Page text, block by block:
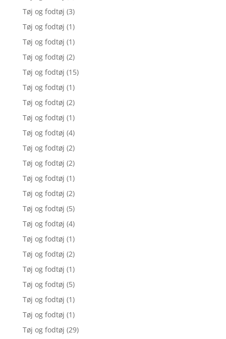
Tøj og fodtøj (3)
Tøj og fodtøj (1)
Tøj og fodtøj (1)
Tøj og fodtøj (2)
Tøj og fodtøj (15)
Tøj og fodtøj (1)
Tøj og fodtøj (2)
Tøj og fodtøj (1)
Tøj og fodtøj (4)
Tøj og fodtøj (2)
Tøj og fodtøj (2)
Tøj og fodtøj (1)
Tøj og fodtøj (2)
Tøj og fodtøj (5)
Tøj og fodtøj (4)
Tøj og fodtøj (1)
Tøj og fodtøj (2)
Tøj og fodtøj (1)
Tøj og fodtøj (5)
Tøj og fodtøj (1)
Tøj og fodtøj (1)
Tøj og fodtøj (29)